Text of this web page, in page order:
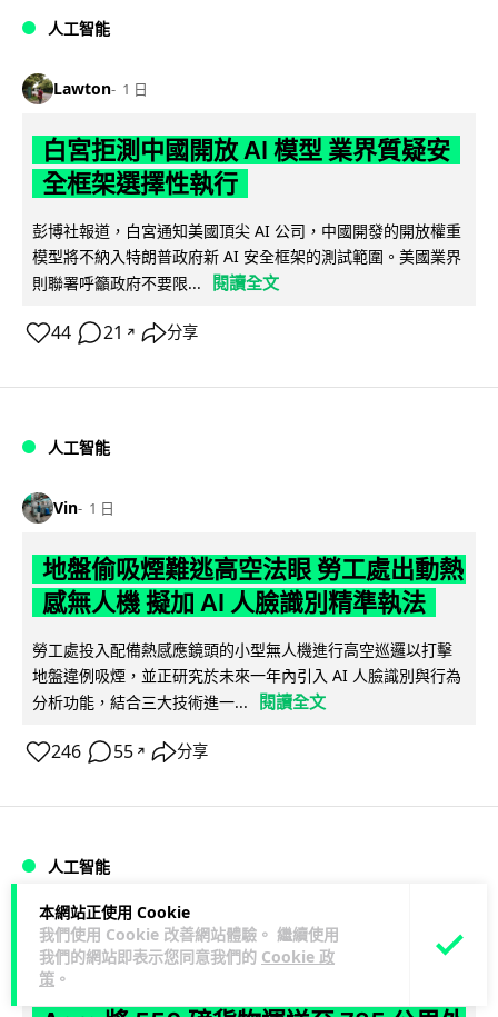
本網站正使用 Cookie
我們使用 Cookie 改善網站體驗。 繼續使用
我們的網站即表示您同意我們的 Cookie 政
策 。
人工智能
Lawton 1 日
白宮拒測中國開放 AI 模型 業界質疑安
全框架選擇性執行
彭博社報道，白宮通知美國頂尖 AI 公司，中國開發的開放權重
模型將不納入特朗普政府新 AI 安全框架的測試範圍。美國業界
則聯署呼籲政府不要限...
閱讀全文
44 21 ↗ 分享
人工智能
Vin 1 日
地盤偷吸煙難逃高空法眼 勞工處出動熱
感無人機 擬加 AI 人臉識別精準執法
勞工處投入配備熱感應鏡頭的小型無人機進行高空巡邏以打擊
地盤違例吸煙，並正研究於未來一年內引入 AI 人臉識別與行為
分析功能，結合三大技術進一...
閱讀全文
246 55 ↗ 分享
人工智能
Lawton 1 日
貨運火箭 沖繩飛台灣僅需 15 分鐘 Hop